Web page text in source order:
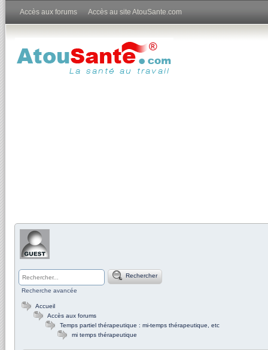
Accès aux forums Accès au site AtouSante.com
Rechercher
Recherche avancée
Accueil
Accès aux forums
Temps partiel thérapeutique : mi-temps thérapeutique, etc
mi temps thérapeutique